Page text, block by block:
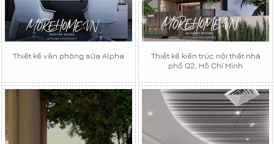
Thiết kế văn phòng sữa Alpha
Thiết kế kiến trúc nội thất nhà
phố Q2, Hồ Chí Minh